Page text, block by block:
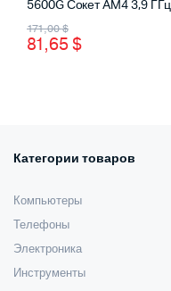
5600G Сокет AM4 3,9 ГГц
171,00$
Первоначальная
цена
81,65$
Текущая
цена:
Категории товаров
Компьютеры
Телефоны
Электроника
Инструменты